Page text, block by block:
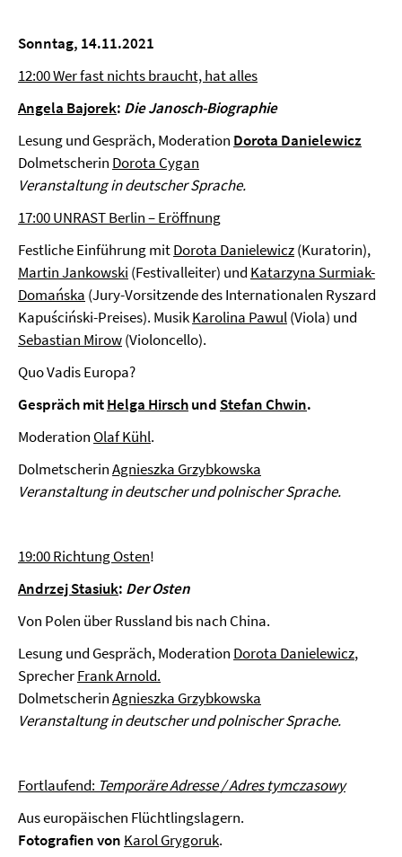
Sonntag, 14.11.2021
12:00 Wer fast nichts braucht, hat alles
Angela Bajorek: Die Janosch-Biographie
Lesung und Gespräch, Moderation Dorota Danielewicz
Dolmetscherin Dorota Cygan
Veranstaltung in deutscher Sprache.
17:00 UNRAST Berlin – Eröffnung
Festliche Einführung mitDorota Danielewicz(Kuratorin),
Martin Jankowski (Festivalleiter) und Katarzyna Surmiak-
Domańska (Jury-Vorsitzende des Internationalen Ryszard
Kapuściński-Preises). MusikKarolina Pawul(Viola) und
Sebastian Mirow(Violoncello).
Quo Vadis Europa?
Gespräch mitHelga Hirschund Stefan Chwin.
Moderation Olaf Kühl.
DolmetscherinAgnieszka Grzybkowska
Veranstaltung in deutscher und polnischer Sprache.
19:00 Richtung Osten!
Andrzej Stasiuk: Der Osten
Von Polen über Russland bis nach China.
Lesung und Gespräch, Moderation Dorota Danielewicz,
SprecherFrank Arnold.
DolmetscherinAgnieszka Grzybkowska
Veranstaltung in deutscher und polnischer Sprache.
Fortlaufend: Temporäre Adresse / Adres tymczasowy
Aus europäischen Flüchtlingslagern.
Fotografien von Karol Grygoruk.